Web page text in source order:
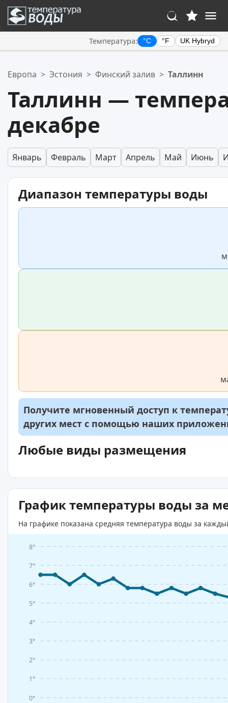
Температура: °C °F UK Hybryd
Ваш список избранного пуст.
Европа > Эстония > Финский залив > Таллинн
Таллинн —
декабре
Январь Февраль Март Апрель Май Июнь
Диапазон температуры воды
Получите мгновенный доступ к
других мест с помощью наших
Любые виды размещения
График температуры воды за
На графике показана средняя температура воды за
0°
1°
2°
3°
4°
5°
6°
7°
8°